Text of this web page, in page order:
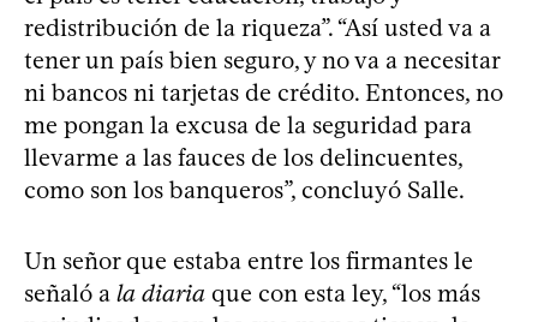
redistribución de la riqueza”. “Así usted va a
tener un país bien seguro, y no va a necesitar
ni bancos ni tarjetas de crédito. Entonces, no
me pongan la excusa de la seguridad para
llevarme a las fauces de los delincuentes,
como son los banqueros”, concluyó Salle.
Un señor que estaba entre los firmantes le
señaló a la diaria que con esta ley, “los más